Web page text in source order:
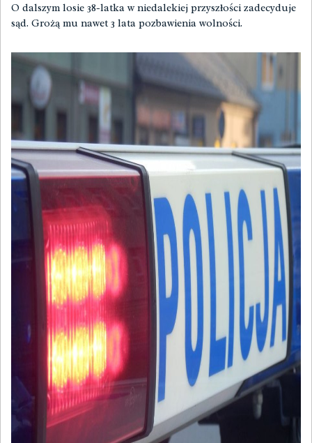
O dalszym losie 38-latka w niedalekiej przyszłości zadecyduje
sąd. Grożą mu nawet 3 lata pozbawienia wolności.